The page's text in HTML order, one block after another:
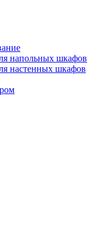
напольных шкафов
настенных шкафов